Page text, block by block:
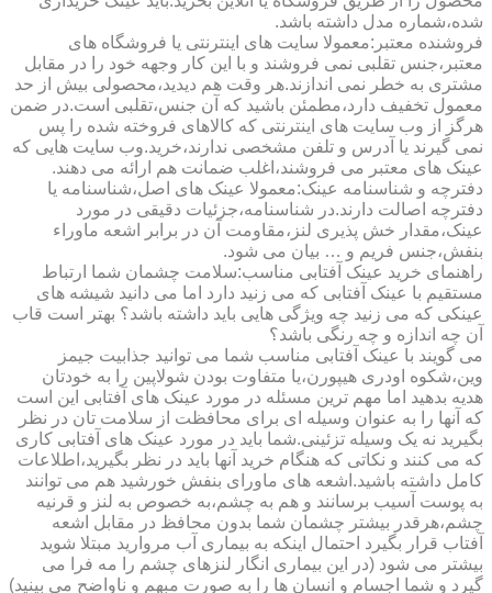
شده،شماره مدل داشته باشد.
فروشنده معتبر:معمولا سایت های اینترنتی یا فروشگاه های
معتبر،جنس تقلبی نمی فروشند و با این کار وجهه خود را در مقابل
مشتری به خطر نمی اندازند.هر وقت هم دیدید،محصولی بیش از حد
معمول تخفیف دارد،مطمئن باشید که آن جنس،تقلبی است.در ضمن
هرگز از وب سایت های اینترنتی که کالاهای فروخته شده را پس
نمی گیرند یا آدرس و تلفن مشخصی ندارند،خرید.وب سایت هایی که
عینک های معتبر می فروشند،اغلب ضمانت هم ارائه می دهند.
دفترچه و شناسنامه عینک:معمولا عینک های اصل،شناسنامه یا
دفترچه اصالت دارند.در شناسنامه،جزئیات دقیقی در مورد
عینک،مقدار خش پذیری لنز،مقاومت آن در برابر اشعه ماوراء
بنفش،جنس فریم و … بیان می شود.
راهنمای خرید عینک آفتابی مناسب:سلامت چشمان شما ارتباط
مستقیم با عینک آفتابی که می زنید دارد اما می دانید شیشه های
عینکی که می زنید چه ویژگی هایی باید داشته باشد؟ بهتر است قاب
آن چه اندازه و چه رنگی باشد؟
می گویند با عینک آفتابی مناسب شما می توانید جذابیت جیمز
وین،شکوه اودری هیپورن،یا متفاوت بودن شولاپین را به خودتان
هدیه بدهید اما مهم ترین مسئله در مورد عینک های آفتابی این است
که آنها را به عنوان وسیله ای برای محافظت از سلامت تان در نظر
بگیرید نه یک وسیله تزئینی.شما باید در مورد عینک های آفتابی کاری
که می کنند و نکاتی که هنگام خرید آنها باید در نظر بگیرید،اطلاعات
کامل داشته باشید.اشعه های ماورای بنفش خورشید هم می توانند
به پوست آسیب برسانند و هم به چشم،به خصوص به لنز و قرنیه
چشم،هرقدر بیشتر چشمان شما بدون محافظ در مقابل اشعه
آفتاب قرار بگیرد احتمال اینکه به بیماری آب مروارید مبتلا شوید
بیشتر می شود (در این بیماری انگار لنزهای چشم را مه فرا می
گیرد و شما اجسام و انسان ها را به صورت مبهم و ناواضح می بینید)